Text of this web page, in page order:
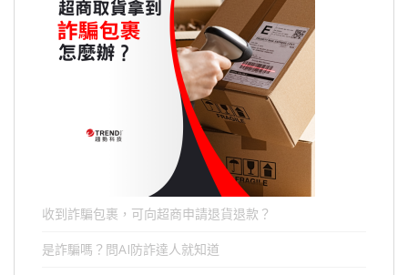
收到詐騙包裹，可向超商申請退貨退款？
是詐騙嗎？問AI防詐達人就知道